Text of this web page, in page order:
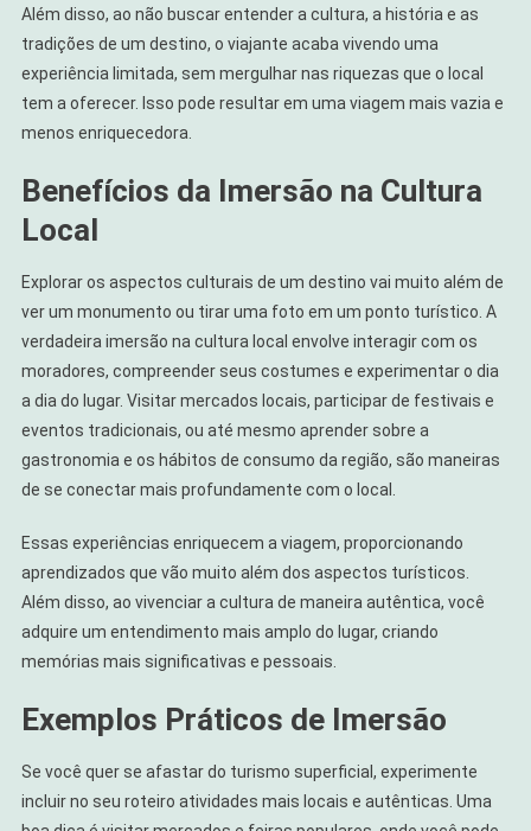
Além disso, ao não buscar entender a cultura, a história e as
tradições de um destino, o viajante acaba vivendo uma
experiência limitada, sem mergulhar nas riquezas que o local
tem a oferecer. Isso pode resultar em uma viagem mais vazia e
menos enriquecedora.
Benefícios da Imersão na Cultura
Local
Explorar os aspectos culturais de um destino vai muito além de
ver um monumento ou tirar uma foto em um ponto turístico. A
verdadeira imersão na cultura local envolve interagir com os
moradores, compreender seus costumes e experimentar o dia
a dia do lugar. Visitar mercados locais, participar de festivais e
eventos tradicionais, ou até mesmo aprender sobre a
gastronomia e os hábitos de consumo da região, são maneiras
de se conectar mais profundamente com o local.
Essas experiências enriquecem a viagem, proporcionando
aprendizados que vão muito além dos aspectos turísticos.
Além disso, ao vivenciar a cultura de maneira autêntica, você
adquire um entendimento mais amplo do lugar, criando
memórias mais significativas e pessoais.
Exemplos Práticos de Imersão
Se você quer se afastar do turismo superficial, experimente
incluir no seu roteiro atividades mais locais e autênticas. Uma